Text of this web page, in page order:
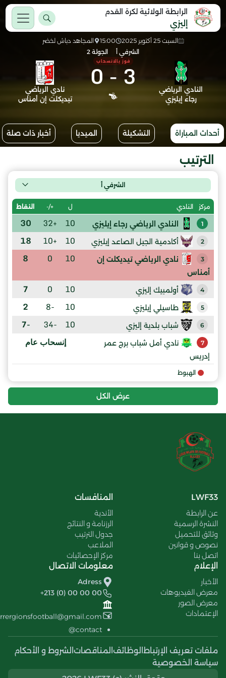
الرابطة الولائية لكرة القدم
إليزي
السبت 25 أكتوبر 2025 15:00
المجاهد دباش لخضر
الشرفي أ
الجولة 2
النادي الرياضي
رجاء إيليزي
3
-
0فوز بالانسحاب
نادي الرياضي
تيديكلت إن أمناس
أحداث المباراة التشكيلة الميديا أخبار ذات صلة
الترتيب
الشرفي أ
مركز النادي ل +/- النقاط
1 النادي الرياضي رجاء إيليزي 10
+32
30
2 أكادمية الجيل الصاعد إيليزي 10
+10
18
3
نادي الرياضي تيديكلت إن
أمناس
10
0
8
4 أولمبيك إليزي 10
0
7
5 طاسيلي إيليزي 10
-8
2
6 شباب بلدية إليزي 10
-34
-7
7
نادي أمل شباب برج عمر
إدريس
إنسحاب عام
الهبوط
عرض الكل
LWF33
عن الرابطة
النشرة الرسمية
وثائق للتحميل
نصوص و قوانين
اتصل بنا
المنافسات
الأندية
الرزنامة و النتائج
جدول الترتيب
الملاعب
مركز الإحصائيات
الإعلام
الأخبار
معرض الفيديوهات
معرض الصور
الإعتمادات
معلومات الاتصال
Adress
+213 (0) 00 00 00
contact@
ملفات تعريف الإرتباط الوظائف المناقصات الشروط و الأحكام
سياسة الخصوصية